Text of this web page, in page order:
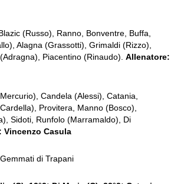
(Russo), Ranno, Bonventre, Buffa,
Alagna (Grassotti), Grimaldi (Rizzo),
Piacentino (Rinaudo). Allenatore:
Candela (Alessi), Catania,
Provitera, Manno (Bosco),
Sidoti, Runfolo (Marramaldo), Di
Vincenzo Casula
di Trapani